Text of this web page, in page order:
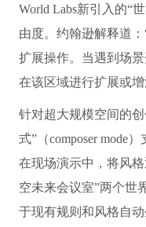
World Labs新引入的“
由度。约翰逊解释道
扩展操作。当遇到场
在该区域进行扩展或
针对超大规模空间的
式”（composer mode
在现场演示中，将风
空未来会议室”两个世
于现有规则和风格自